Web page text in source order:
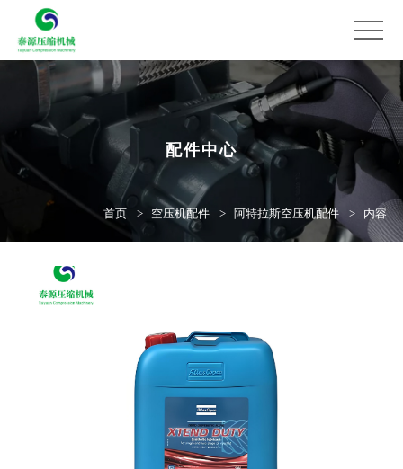
配件中心
首页 空压机配件 阿特拉斯空压机配件 内容